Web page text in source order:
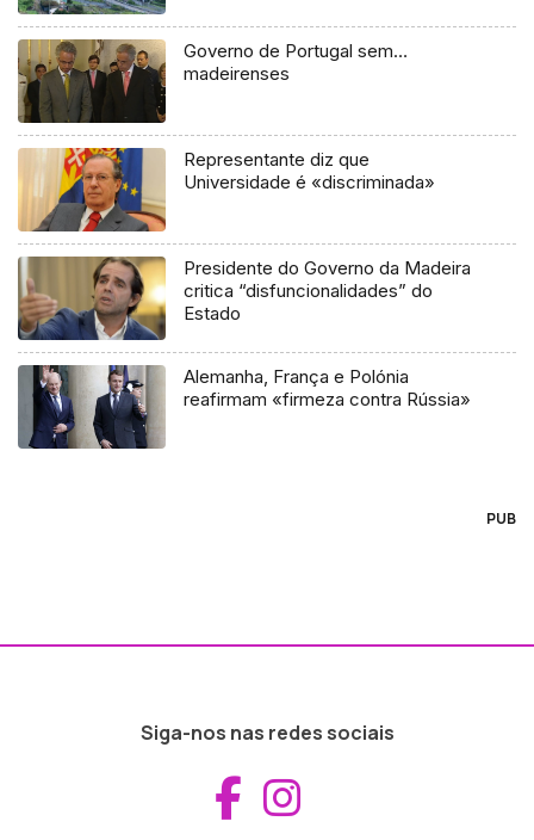
Governo de Portugal sem…
madeirenses
Representante diz que
Universidade é «discriminada»
Presidente do Governo da Madeira
critica “disfuncionalidades” do
Estado
Alemanha, França e Polónia
reafirmam «firmeza contra Rússia»
PUB
Siga-nos nas redes sociais
Aceder ao